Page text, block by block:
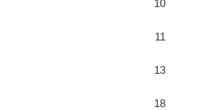
10
11
13
18